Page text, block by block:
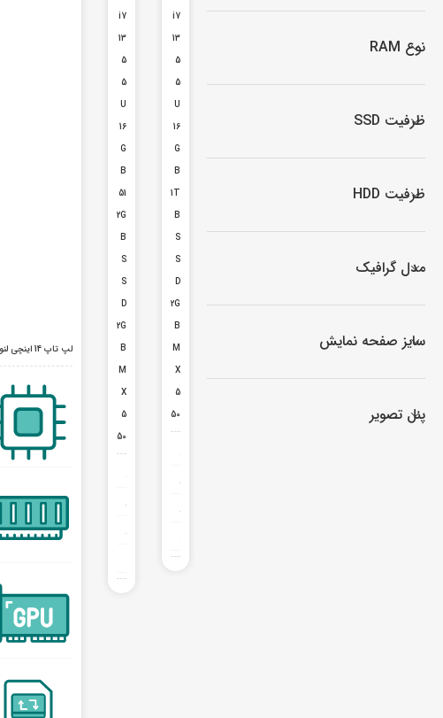
لپ تاپ IdeaPad Gaming
لپ تاپ Legion
لپ تاپ Flex
لپ تاپ V15
نوع RAM
ظرفیت SSD
ظرفیت HDD
مدل گرافیک
سایز صفحه نمایش
پنل تصویر
i7
13
5
5
U
16
G
B
1T
B
S
S
D
2G
B
M
X
5
50
i7
13
5
5
U
16
G
B
51
2G
B
S
S
D
2G
B
M
X
5
50
لپ تاپ 14 اینچی لنوو مدل ThinkPad E14 i7 1355U 32GB 1TB SSD 2GB MX550